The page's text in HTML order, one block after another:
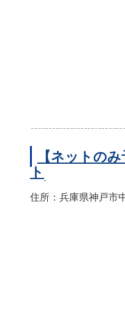
【ネットの
ト
住所：兵庫県神戸市